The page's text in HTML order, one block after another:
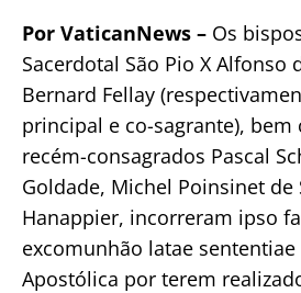
k
Por VaticanNews – Os
Sacerdotal São Pio X Alfonso
Bernard Fellay
principal e co-sagrante),
recém-consagrados Pascal
Goldade, Michel Poinsinet de
Hanappier, incorreram ipso
excomunhão latae sententiae
Apostólica por terem